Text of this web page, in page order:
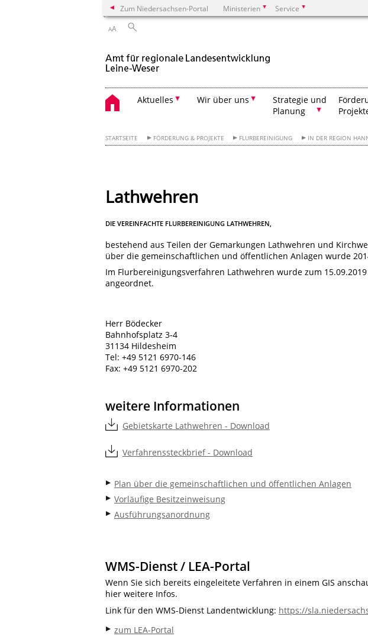
Zum Niedersachsen-Portal Ministerien Service
AA
Aktuelles Wir über uns
Strategie und
Planung
STARTSEITE FÖRDERUNG & PROJEKTE FLURBEREINIGUNG IN DER REGION
Lathwehren
DIE VEREINFACHTE FLURBEREINIGUNG LATHWEHREN,
bestehend aus Teilen der Gemarkungen Lathwehren und
über die gemeinschaftlichen und öffentlichen Anlagen wurde
Im Flurbereinigungsverfahren Lathwehren wurde zum
angeordnet.
Herr Bödecker
Bahnhofsplatz 3-4
31134 Hildesheim
Tel: +49 5121 6970-146
Fax: +49 5121 6970-202
weitere Informationen
Gebietskarte Lathwehren - Download
Verfahrenssteckbrief - Download
Plan über die gemeinschaftlichen und öffentlichen Anlagen
Vorläufige Besitzeinweisung
Ausführungsanordnung
WMS-Dienst / LEA-Portal
Wenn Sie sich bereits eingeleitete Verfahren in einem GIS
hier weitere Infos.
Link für den WMS-Dienst Landentwicklung: https://
zum LEA-Portal